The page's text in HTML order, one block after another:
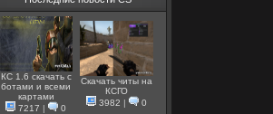
КС 1.6 скачать с
ботами и всеми
картами
7217 | 0
Скачать читы на
КСГО
3982 | 0